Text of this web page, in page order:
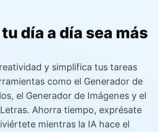
día a día sea más
y simplifica tus tareas
como el Generador de
el Generador de Imágenes y el
Ahorra tiempo, exprésate
mientras la IA hace el